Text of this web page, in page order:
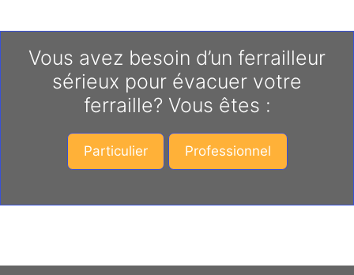
Vous avez besoin d’un ferrailleur
sérieux pour évacuer votre
ferraille? Vous êtes :
Particulier Professionnel